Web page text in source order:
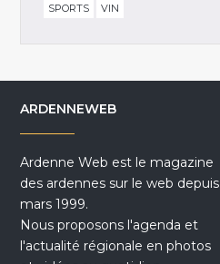
SPORTS
VIN
ARDENNEWEB
Ardenne Web est le magazine
des ardennes sur le web depuis
mars 1999.
Nous proposons l'agenda et
l'actualité régionale en photos